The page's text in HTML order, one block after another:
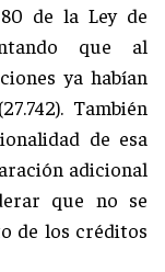
de la Ley de
que al
ya habían
También
de esa
adicional
que no se
de los créditos